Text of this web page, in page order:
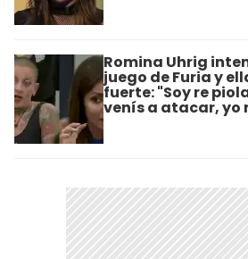
Romina Uhrig
juego de Furia y
fuerte: "Soy re
venís a atacar, yo